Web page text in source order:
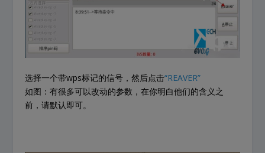
选择一个带wps标记的信号，然后点击“REAVER”
如图：有很多可以改动的参数，在你明白他们的含义之
前，请默认即可。